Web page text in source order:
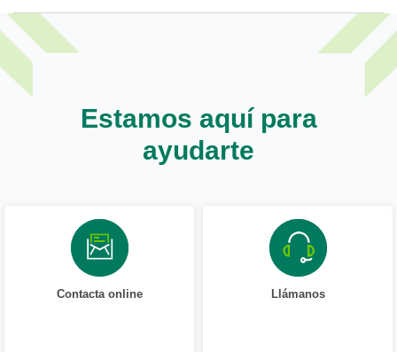
Estamos aquí para
ayudarte
Contacta online Llámanos